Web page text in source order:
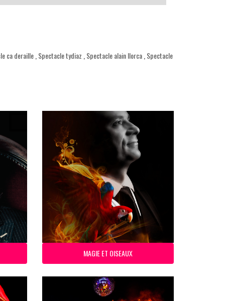
ca deraille Spectacle tydiaz Spectacle alain llorca Spectacle
MAGIE ET OISEAUX